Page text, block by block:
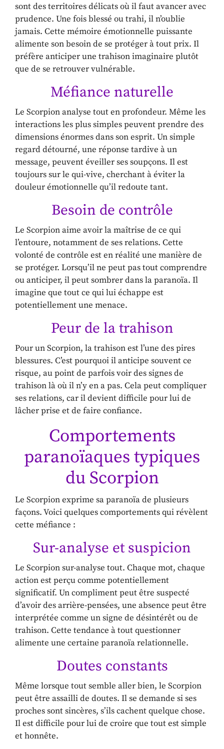
sont des territoires délicats où il faut avancer avec
prudence. Une fois blessé ou trahi, il n’oublie
jamais. Cette mémoire émotionnelle puissante
alimente son besoin de se protéger à tout prix. Il
préfère anticiper une trahison imaginaire plutôt
que de se retrouver vulnérable.
Méfiance naturelle
Le Scorpion analyse tout en profondeur. Même les
interactions les plus simples peuvent prendre des
dimensions énormes dans son esprit. Un simple
regard détourné, une réponse tardive à un
message, peuvent éveiller ses soupçons. Il est
toujours sur le qui-vive, cherchant à éviter la
douleur émotionnelle qu’il redoute tant.
Besoin de contrôle
Le Scorpion aime avoir la maîtrise de ce qui
l’entoure, notamment de ses relations. Cette
volonté de contrôle est en réalité une manière de
se protéger. Lorsqu’il ne peut pas tout comprendre
ou anticiper, il peut sombrer dans la paranoïa. Il
imagine que tout ce qui lui échappe est
potentiellement une menace.
Peur de la trahison
Pour un Scorpion, la trahison est l’une des pires
blessures. C’est pourquoi il anticipe souvent ce
risque, au point de parfois voir des signes de
trahison là où il n’y en a pas. Cela peut compliquer
ses relations, car il devient difficile pour lui de
lâcher prise et de faire confiance.
Comportements
paranoïaques typiques
du Scorpion
Le Scorpion exprime sa paranoïa de plusieurs
façons. Voici quelques comportements qui révèlent
cette méfiance :
Sur-analyse et suspicion
Le Scorpion sur-analyse tout. Chaque mot, chaque
action est perçu comme potentiellement
significatif. Un compliment peut être suspecté
d’avoir des arrière-pensées, une absence peut être
interprétée comme un signe de désintérêt ou de
trahison. Cette tendance à tout questionner
alimente une certaine paranoïa relationnelle.
Doutes constants
Même lorsque tout semble aller bien, le Scorpion
peut être assailli de doutes. Il se demande si ses
proches sont sincères, s’ils cachent quelque chose.
Il est difficile pour lui de croire que tout est simple
et honnête.